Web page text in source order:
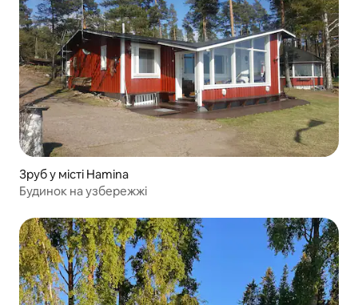
Зруб у місті Hamina
Будинок на узбережжі